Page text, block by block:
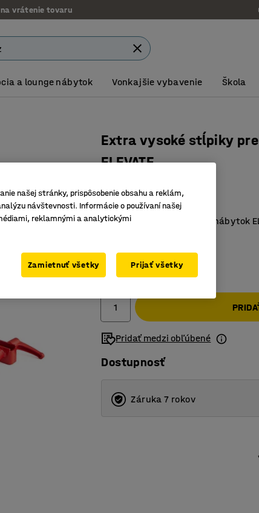
na vrátenie tovaru
a lounge nábytok Vonkajšie vybavenie Škola
Extra vysoké stĺpiky
ELEVATE
Na veľké predmety
Navrhnuté pre vozík na nábytok
239,- €
Bez DPH
Pridať medzi obľúbené
Dostupnosť
Záruka 7 rokov
našej stránky, prispôsobenie obsahu a reklám,
návštevnosti. Informácie o používaní našej
reklamnými a analytickými
Zamietnuť všetky Prijať všetky